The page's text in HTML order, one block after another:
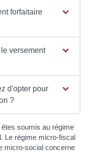
forfaitaire
versement
d'opter pour
?
soumis au régime
Le régime micro-fiscal
micro-social concerne